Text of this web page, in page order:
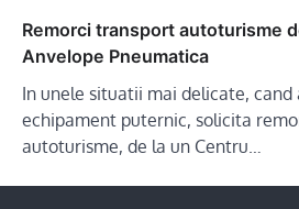
Remorci transport autoturisme
Anvelope Pneumatica
In unele situatii mai delicate, cand
echipament puternic, solicita
autoturisme, de la un Centru…